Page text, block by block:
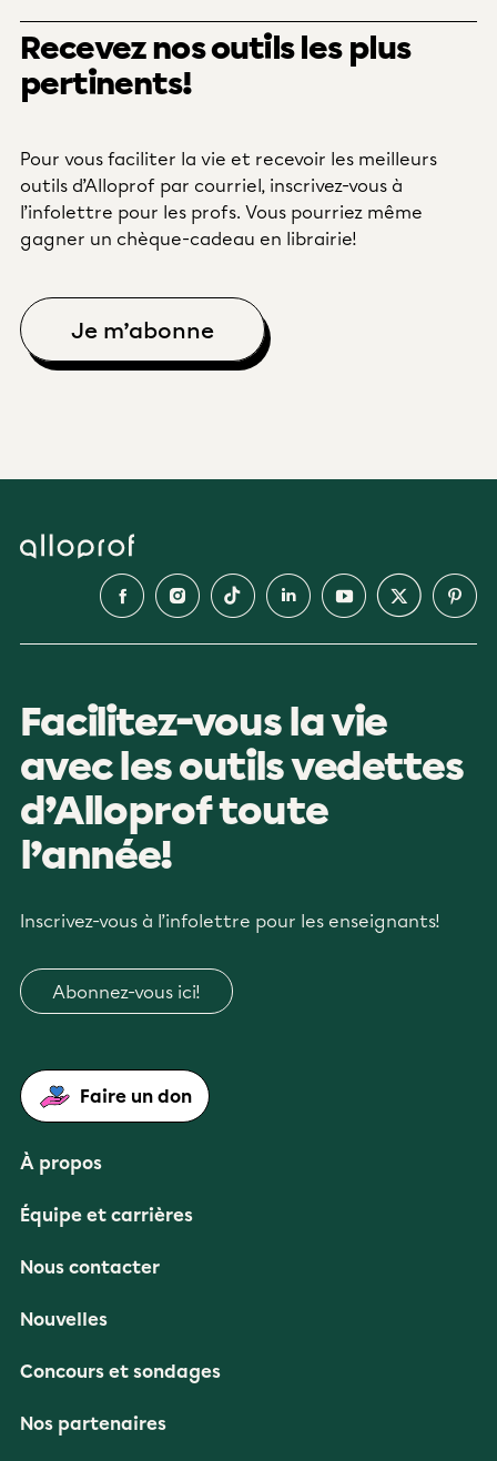
Recevez nos outils les plus
pertinents!
Pour vous faciliter la vie et recevoir les meilleurs
outils d’Alloprof par courriel, inscrivez-vous à
l’infolettre pour les profs. Vous pourriez même
gagner un chèque-cadeau en librairie!
Je m’abonne
Facilitez-vous la vie
avec les outils vedettes
d’Alloprof toute
l’année!
Inscrivez-vous à l’infolettre pour les enseignants!
Abonnez-vous ici!
Faire un don
À propos
Équipe et carrières
Nous contacter
Nouvelles
Concours et sondages
Nos partenaires